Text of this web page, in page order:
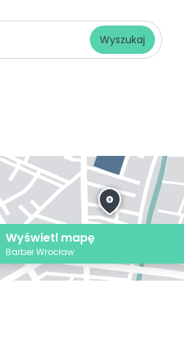
Wyszukaj
Wyświetl mapę
Barber Wrocław